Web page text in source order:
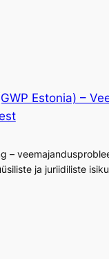
Estonia) –
–
ja juriidiliste